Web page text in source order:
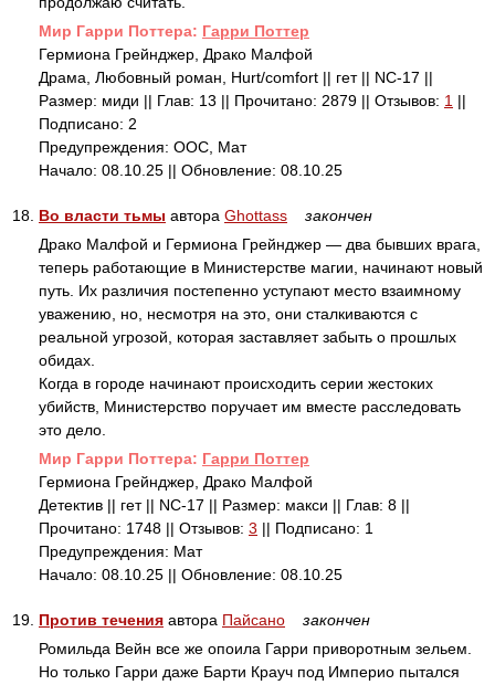
Mир Гарри Поттера: Гарри Поттер
Гермиона Грейнджер, Драко Малфой
Драма, Любовный роман, Hurt/comfort || гет || NC-17 ||
Размер: миди || Глав: 13 || Прочитано: 2879 || Отзывов: 1 ||
Подписано: 2
Предупреждения: ООС, Мат
Начало: 08.10.25 || Обновление: 08.10.25
18. Во власти тьмы автора Ghottass
закончен
Драко Малфой и Гермиона Грейнджер — два бывших врага,
теперь работающие в Министерстве магии, начинают новый
путь. Их различия постепенно уступают место взаимному
уважению, но, несмотря на это, они сталкиваются с
реальной угрозой, которая заставляет забыть о прошлых
обидах.
Когда в городе начинают происходить серии жестоких
убийств, Министерство поручает им вместе расследовать
это дело.
Mир Гарри Поттера: Гарри Поттер
Гермиона Грейнджер, Драко Малфой
Детектив || гет || NC-17 || Размер: макси || Глав: 8 ||
Прочитано: 1748 || Отзывов: 3 || Подписано: 1
Предупреждения: Мат
Начало: 08.10.25 || Обновление: 08.10.25
19. Против течения автора Пайсано
закончен
Ромильда Вейн все же опоила Гарри приворотным зельем.
Но только Гарри даже Барти Крауч под Империо пытался